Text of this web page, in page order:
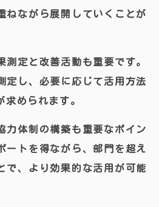
ねながら展開していくことが
測定と改善活動も重要です。
定し、必要に応じて活用方法
求められます。
力体制の構築も重要なポイン
ートを得ながら、部門を超え
で、より効果的な活用が可能